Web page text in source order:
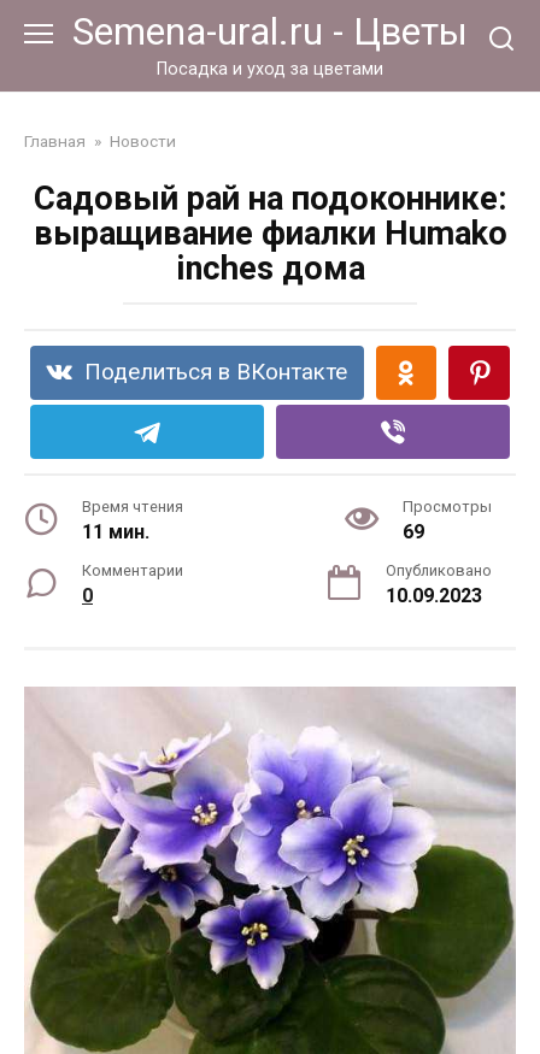
Semena-ural.ru - Цветы
Посадка и уход за цветами
Главная » Новости
Садовый рай на подоконнике:
выращивание фиалки Humako
inches дома
Поделиться в ВКонтакте
Время чтения
11 мин.
Просмотры
69
Комментарии
0
Опубликовано
10.09.2023